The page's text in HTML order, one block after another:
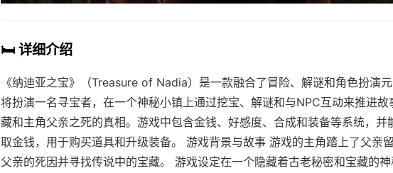
🛏️ 详细介绍
《纳迪亚之宝》（Treasure of Nadia）是一款融合了冒险、解谜和角色扮演
将扮演一名寻宝者，在一个神秘小镇上通过挖宝、解谜和与NPC互动来推进故
藏和主角父亲之死的真相。游戏中包含金钱、好感度、合成和装备等系统，并
取金钱，用于购买道具和升级装备。 游戏背景与故事 游戏的主角踏上了父亲
父亲的死因并寻找传说中的宝藏。 游戏设定在一个隐藏着古老秘密和宝藏的